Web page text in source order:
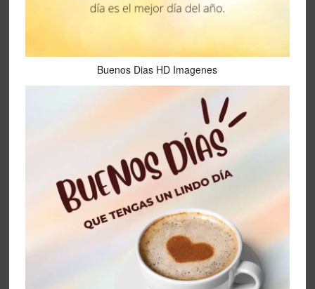
Buenos Dias HD Imagenes